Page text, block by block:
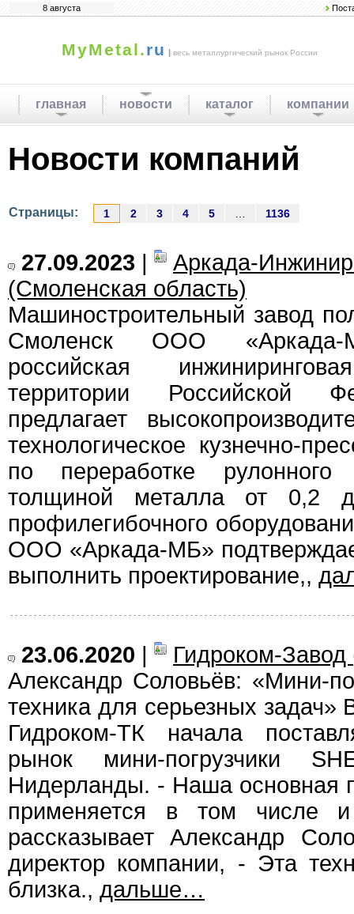
8 августа
MyMetal.ru | весь металлургический рынок России
главная новости каталог компании
Новости компаний
Страницы: 1 2 3 4 5 1136
27.09.2023 |
Аркада-
(Смоленская область)
Машиностроительный завод
Смоленск ООО «Аркада-
российская
территории Российской
предлагает
технологическое кузнечно-
по переработке рулонного
толщиной металла от 0,2
профилегибочного
ООО «Аркада-МБ»
выполнить проектирование,,
23.06.2020 |
Гидроком-Завод
Александр Соловьёв: «Мини-
техника для серьезных задач»
Гидроком-ТК начала
рынок мини-погрузчики
Нидерланды. - Наша основная
применяется в том числе
рассказывает Александр
директор компании, - Эта
близка., дальше…